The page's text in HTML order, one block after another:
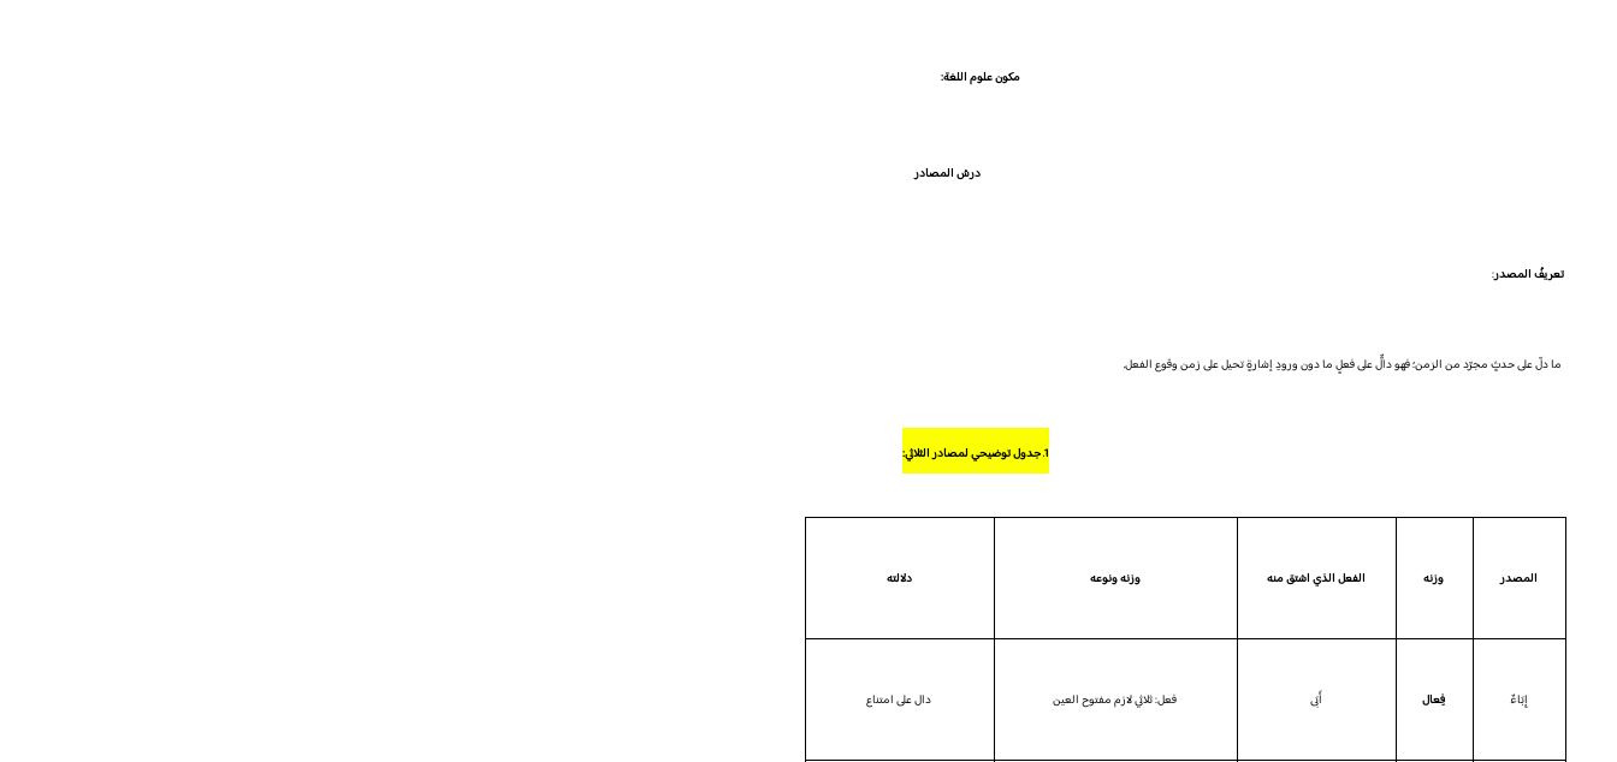
مكون علوم اللغة:
درسُالمصادر
تعريفُ المصدر:
ما دلّ على حدثٍ مجرّد من الزمن؛ فهو دالٌّ على فعلٍ ما دون ورودِ إشارةٍ تحيل على زمن وقوع الفعل.
1. جدول توضيحي لمصادر الثلاثي:
المصدر وزنه الفعل الذي اشتق منه وزنه ونوعه دلالته
إِبَاءٌ فِعال أَبَى فعل: ثلاثي لازم مفتوح العين دال على امتناع